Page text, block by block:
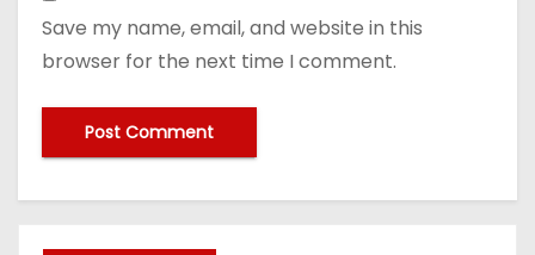
Save my name, email, and website in this
browser for the next time I comment.